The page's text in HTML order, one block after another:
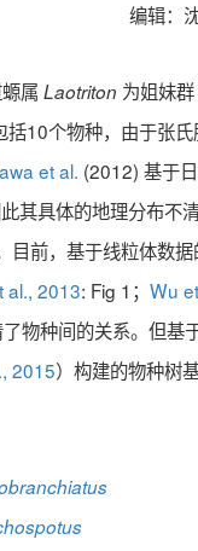
编辑：
属 Laotriton 为姐妹
括10个物种，由于张
et al. (2012) 基于
其具体的地理分布不
目前，基于线粒体数
al., 2013: Fig 1； Wu
物种间的关系。但基
2015）构建的物种树